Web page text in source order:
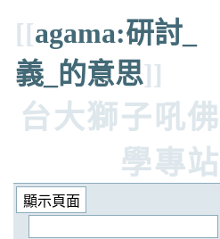
[[agama:研討_
義_的意思]]
台大獅子吼佛
學專站